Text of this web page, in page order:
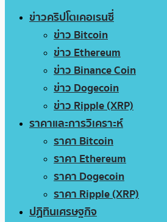
ข่าวคริปโตเคอเรนซี่
ข่าว Bitcoin
ข่าว Ethereum
ข่าว Binance Coin
ข่าว Dogecoin
ข่าว Ripple (XRP)
ราคาและการวิเคราะห์
ราคา Bitcoin
ราคา Ethereum
ราคา Dogecoin
ราคา Ripple (XRP)
ปฏิทินเศรษฐกิจ